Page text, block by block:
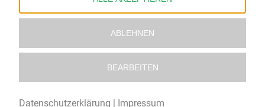
ABLEHNEN
BEARBEITEN
Datenschutzerklärung | Impressum